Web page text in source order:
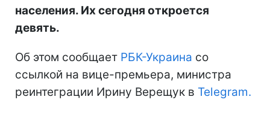
населения. Их сегодня откроется
девять.
Об этом сообщает РБК-Украина со
ссылкой на вице-премьера, министра
реинтеграции Ирину Верещук в Telegram.